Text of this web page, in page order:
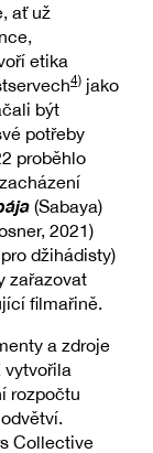
ať už
etika
4) jako
být
potřeby
proběhlo
(Sabaya)
2021)
džihádisty)
zařazovat
filmařině.
a zdroje
vytvořila
rozpočtu
Collective